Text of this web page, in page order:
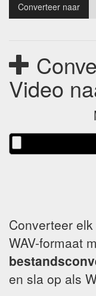
Converteer naar
Video
Converteer
WAV-formaat
en sla op als